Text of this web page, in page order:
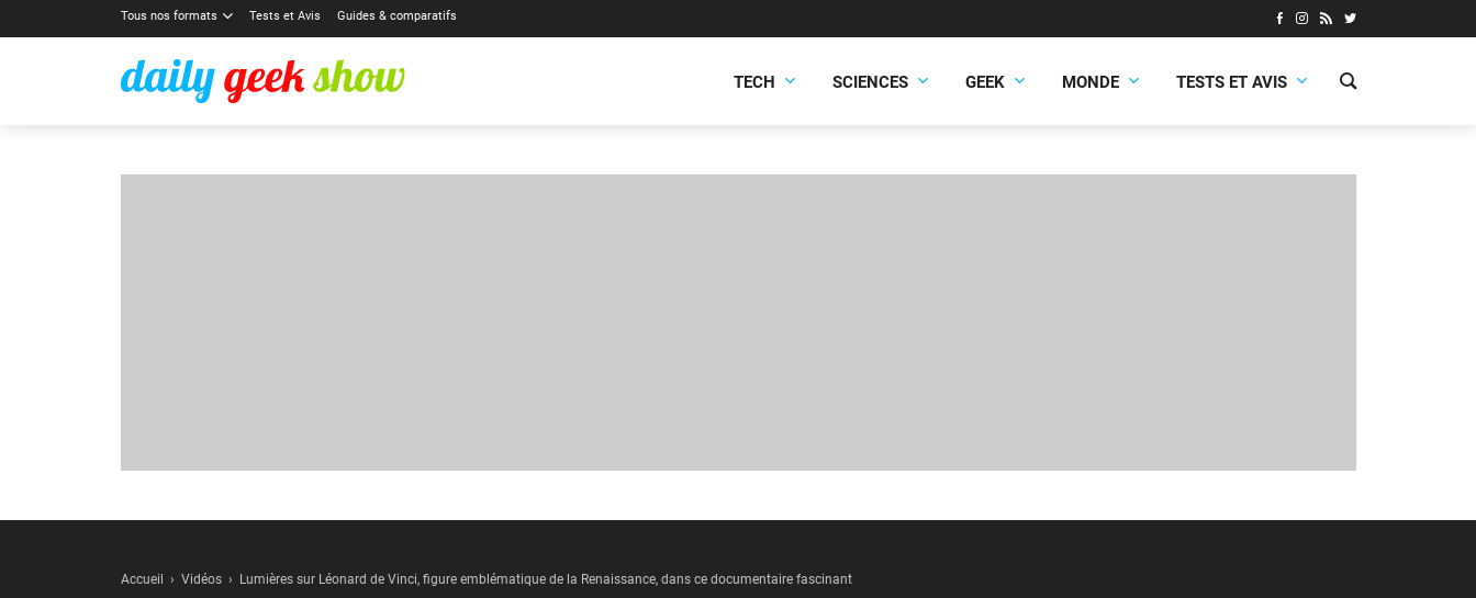
Tous nos formats Tests et Avis Guides & comparatifs
TECH SCIENCES GEEK MONDE TESTS ET AVIS
Accueil Vidéos Lumières sur Léonard de Vinci, figure emblématique de la Renaissance, dans ce documentaire fascinant